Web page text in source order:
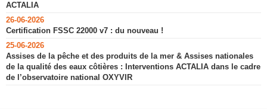
ACTALIA
26-06-2026
Certification FSSC 22000 v7 : du nouveau !
25-06-2026
Assises de la pêche et des produits de la mer & Assises nationales
de la qualité des eaux côtières : Interventions ACTALIA dans le cadre
de l’observatoire national OXYVIR